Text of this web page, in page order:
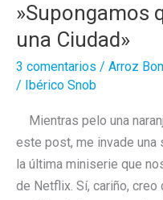
»Supongamos
una Ciudad»
3 comentarios / Arroz
/
Ibérico Snob
Mientras pelo una
este post, me invade
la última miniserie que
de Netflix. Sí, cariño,